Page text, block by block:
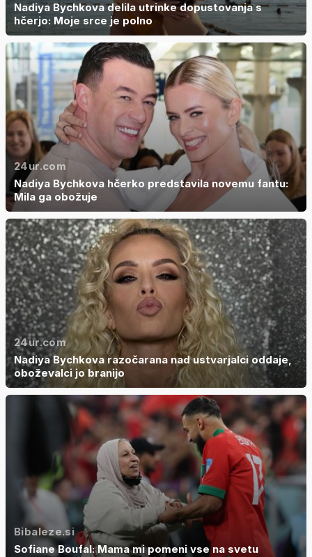
Nadiya Bychkova delila utrinke dopustovanja s
hčerjo: Moje srce je polno
24ur.com
Nadiya Bychkova hčerko predstavila novemu fantu:
Mila ga obožuje
24ur.com
Nadiya Bychkova razočarana nad ustvarjalci oddaje,
oboževalci jo branijo
Bibaleze.si
Sofiane Boufal: Mama mi pomeni vse na svetu